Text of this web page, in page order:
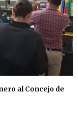
al Concejo de